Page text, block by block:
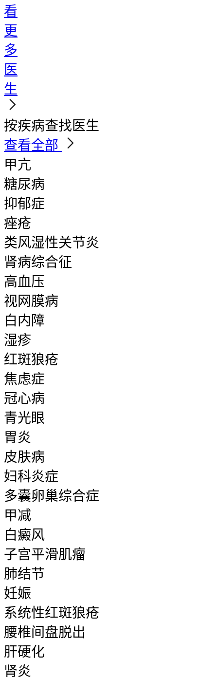
看
更
多
医
生
按疾病查找医生
查看全部
甲亢
糖尿病
抑郁症
痤疮
类风湿性关节炎
肾病综合征
高血压
视网膜病
白内障
湿疹
红斑狼疮
焦虑症
冠心病
青光眼
胃炎
皮肤病
妇科炎症
多囊卵巢综合症
甲减
白癜风
子宫平滑肌瘤
肺结节
妊娠
系统性红斑狼疮
腰椎间盘脱出
肝硬化
肾炎